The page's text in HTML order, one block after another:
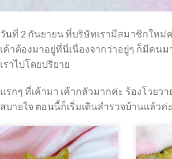
วันที่ 2 กันยายน ที่บริษัทเรามีสมาชิกใหม่
เค้าต้องมาอยู่ที่นี่เนื่องจากว่าอยู่ๆ ก็มีคน
เราไปโดยปริยาย
แรกๆ ที่เค้ามา เค้ากลัวมากค่ะ ร้องโวยว
สบายใจ ตอนนี้ก็เริ่มเดินสำรวจบ้านแล้ว